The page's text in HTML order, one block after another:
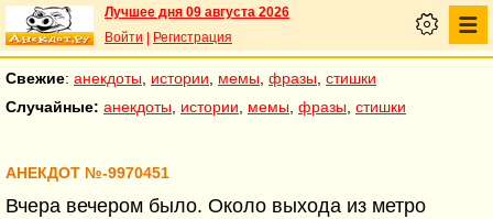
Лучшее дня 09 августа 2026
Войти
Регистрация
Свежие: анекдоты истории мемы фразы стишки
Случайные: анекдоты истории мемы фразы стишки
АНЕКДОТ №-9970451
Вчера вечером было. Около выхода из метро